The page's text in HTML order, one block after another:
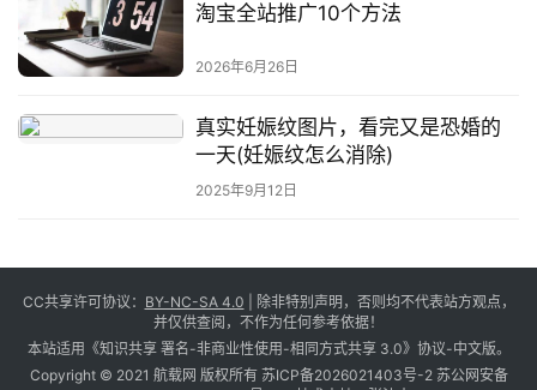
淘宝全站推广10个方法
2026年6月26日
真实妊娠纹图片，看完又是恐婚的
一天(妊娠纹怎么消除)
2025年9月12日
CC共享许可协议： BY-NC-SA 4.0 | 除非特别声明，否则均不代表站方观点，
并仅供查阅，不作为任何参考依据！
本站适用《知识共享 署名-非商业性使用-相同方式共享 3.0》协议-中文版。
Copyright © 2021 航载网 版权所有 苏ICP备2026021403号-2 苏公网安备